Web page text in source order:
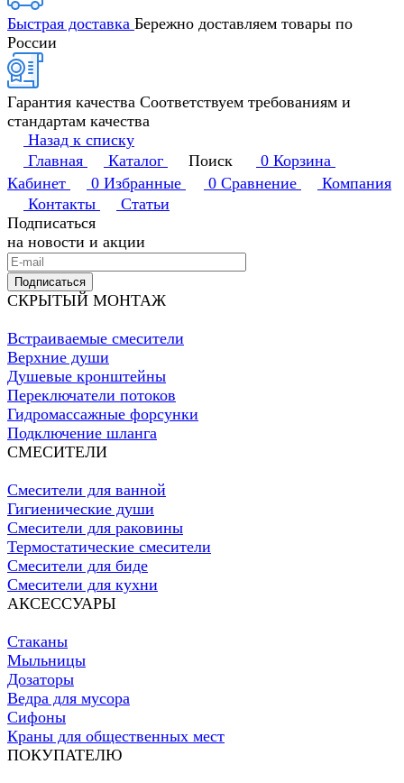
Быстрая доставка Бережно доставляем товары по
России
Гарантия качества Соответствуем требованиям и
стандартам качества
Назад к списку
Главная
Каталог Поиск 0 Корзина
Кабинет
0 Избранные 0 Сравнение
Компания
Контакты
Статьи
Подписаться
на новости и акции
Подписаться
СКРЫТЫЙ МОНТАЖ
Встраиваемые смесители
Верхние души
Душевые кронштейны
Переключатели потоков
Гидромассажные форсунки
Подключение шланга
СМЕСИТЕЛИ
Смесители для ванной
Гигиенические души
Смесители для раковины
Термостатические смесители
Смесители для биде
Смесители для кухни
АКСЕССУАРЫ
Стаканы
Мыльницы
Дозаторы
Ведра для мусора
Сифоны
Краны для общественных мест
ПОКУПАТЕЛЮ